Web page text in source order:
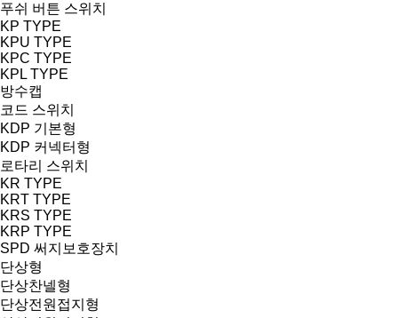
푸쉬 버튼 스위치
KP TYPE
KPU TYPE
KPC TYPE
KPL TYPE
방수캡
코드 스위치
KDP 기본형
KDP 커넥터형
로타리 스위치
KR TYPE
KRT TYPE
KRS TYPE
KRP TYPE
SPD 써지보호장치
단상형
단상찬넬형
단상전원접지형